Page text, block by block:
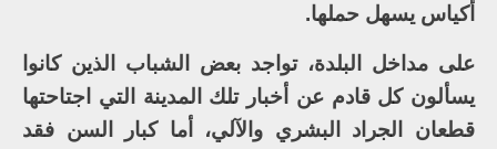
أكياس يسهل حملها.
على مداخل البلدة، تواجد بعض الشباب الذين كانوا
يسألون كل قادم عن أخبار تلك المدينة التي اجتاحتها
قطعان الجراد البشري والآلي، أما كبار السن فقد